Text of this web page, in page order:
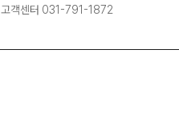
고객센터 031-791-1872